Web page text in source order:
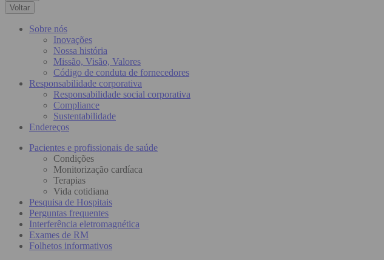
Voltar
Sobre nós
Inovações
Nossa história
Missão, Visão, Valores
Código de conduta de fornecedores
Responsabilidade corporativa
Responsabilidade social corporativa
Compliance
Sustentabilidade
Endereços
Pacientes e profissionais de saúde
Condições
Monitorização cardíaca
Terapias
Vida cotidiana
Pesquisa de Hospitais
Perguntas frequentes
Interferência eletromagnética
Exames de RM
Folhetos informativos